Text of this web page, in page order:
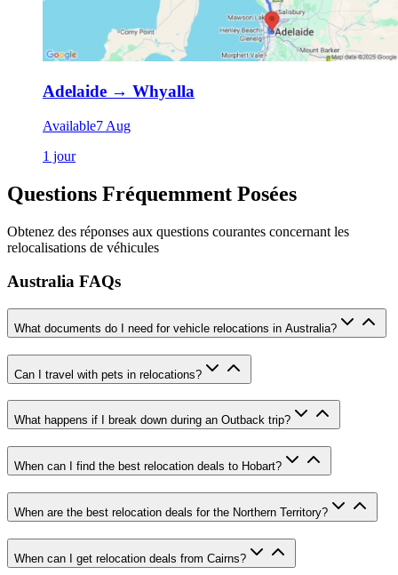
Adelaide → Whyalla
Available7 Aug
1 jour
Questions Fréquemment Posées
Obtenez des réponses aux questions courantes concernant les
relocalisations de véhicules
Australia FAQs
What documents do I need for vehicle relocations in Australia?
Can I travel with pets in relocations?
What happens if I break down during an Outback trip?
When can I find the best relocation deals to Hobart?
When are the best relocation deals for the Northern Territory?
When can I get relocation deals from Cairns?